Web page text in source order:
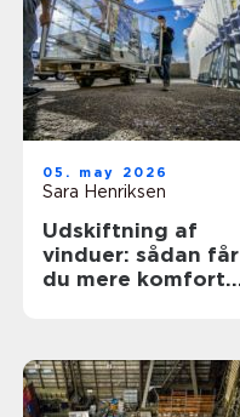
05. may 2026
Sara Henriksen
Udskiftning af
vinduer: sådan får
du mere komfort